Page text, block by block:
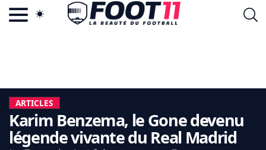
LA CHARTE
VIE PRIVÉE
CGU
CONTACTEZ-NOUS
ARTICLES
Karim Benzema, le Gone devenu
légende vivante du Real Madrid